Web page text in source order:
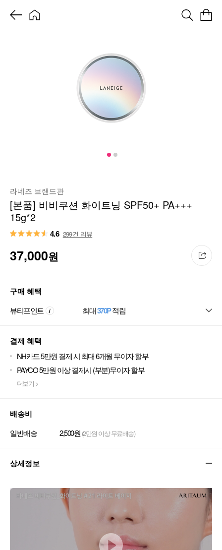
라네즈 브랜드관
[본품] 비비쿠션 화이트닝 SPF50+ PA+++
15g*2
4.6 299건 리뷰
37,000원
구매 혜택
뷰티포인트 최대370P적립
결제 혜택
NH카드 5만원 결제 시 최대 6개월 무이자 할부
PAYCO 5만원 이상 결제시 (부분)무이자 할부
더보기 >
배송비
일반배송 2,500원 (2만원 이상 무료배송)
상세정보